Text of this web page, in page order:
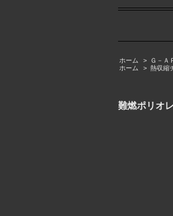
ホーム >
Ｇ－Ａ
ホーム
> 熱収縮
難燃ポリオ